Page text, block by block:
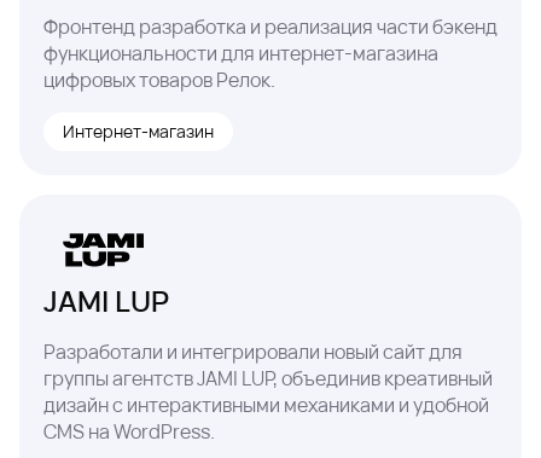
Фронтенд разработка и реализация части бэкенд
функциональности для интернет-магазина
цифровых товаров Релок.
Интернет-магазин
JAMI LUP
Разработали и интегрировали новый сайт для
группы агентств JAMI LUP, объединив креативный
дизайн с интерактивными механиками и удобной
CMS на WordPress.